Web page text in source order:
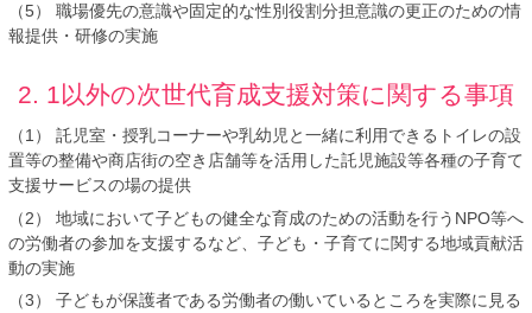
（5） 職場優先の意識や固定的な性別役割分担意識の更正のための情
報提供・研修の実施
2. 1以外の次世代育成支援対策に関する事項
（1） 託児室・授乳コーナーや乳幼児と一緒に利用できるトイレの設
置等の整備や商店街の空き店舗等を活用した託児施設等各種の子育て
支援サービスの場の提供
（2） 地域において子どもの健全な育成のための活動を行うNPO等へ
の労働者の参加を支援するなど、子ども・子育てに関する地域貢献活
動の実施
（3） 子どもが保護者である労働者の働いているところを実際に見る